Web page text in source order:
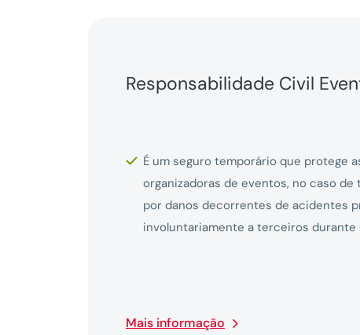
Responsabilidade Civil
É um seguro temporário que protege
organizadoras de eventos, no caso de
por danos decorrentes de acidentes
involuntariamente a terceiros durante
Mais informação